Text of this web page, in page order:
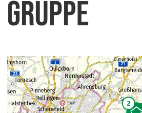
Gruppe